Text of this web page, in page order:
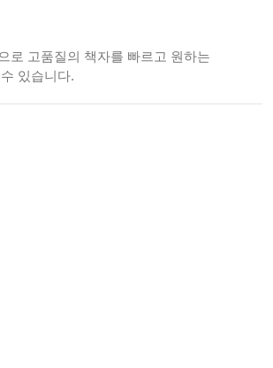
로 고품질의 책자를 빠르고 원하는
있습니다.
자동할인-
까지